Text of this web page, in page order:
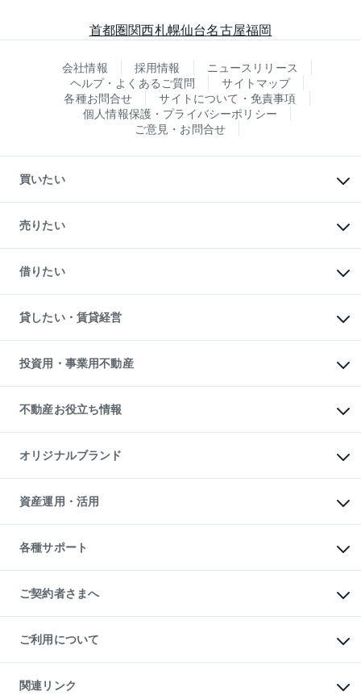
首都圏関西札幌仙台名古屋福岡
会社情報 採用情報
ニュースリリース
ヘルプ・よくあるご質問
サイトマップ
各種お問合せ
サイトについて・免責事項
個人情報保護・プライバシーポリシー
ご意見・お問合せ
買いたい
新築・分譲マンションの購入
中古マンションの購入
一戸建ての購入
中古一戸建ての購入
不動産購入の流れ
注目キーワード物件特集
購入ガイド
English 繁体中文簡体中文
売りたい
一戸建ての売却・査定
土地の売却・査定
スピードAI査定
不動産査定について
不動産売却の流れ
不動産買換えの流れ
売却ガイド
借りたい
オフィス・店舗の賃貸
借りるときの流れ
借りるガイド
貸したい・賃貸経営
マンション賃料データ
賃貸管理プラン
リロケーションについて
貸すガイド
投資用・事業用不動産
事業用不動産
マンション投資
投資用マンション
アパート経営
収益物件
ビル購入（ビル一棟）
投資用不動産の売却査定
事業用不動産の売却査定
不動産お役立ち情報
マンションライブラリー
人気マンションランキング
暮らしに役立つ不動産メディア
不動産相場・不動産価格情報
不動産コラム・ニュース
不動産用語集
不動産なんでもネット相談室
住まいの税金
オリジナルブランド
一棟リノベーションマンション
L`GENTE（ルジェンテ）
区分リノベーションマンション
投資用一棟レジデンスWELL
不動産小口投資
LEGACIA（レガシア）
資産運用・活用
不動産M&A
アセットマネジメント・出資
各種サポート
相続サポート
リフォームサポート
ご契約者さまへ
ご紹介・再契約特典
入居者様専用-各種ご案内（賃貸）
東急こすもす会「こすもすWeb」
ご利用について
金融商品取引について
東急リバブル ソーシャルメディアポリシー
関連リンク